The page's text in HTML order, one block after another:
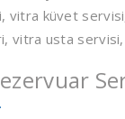
vitra küvet
vitra usta